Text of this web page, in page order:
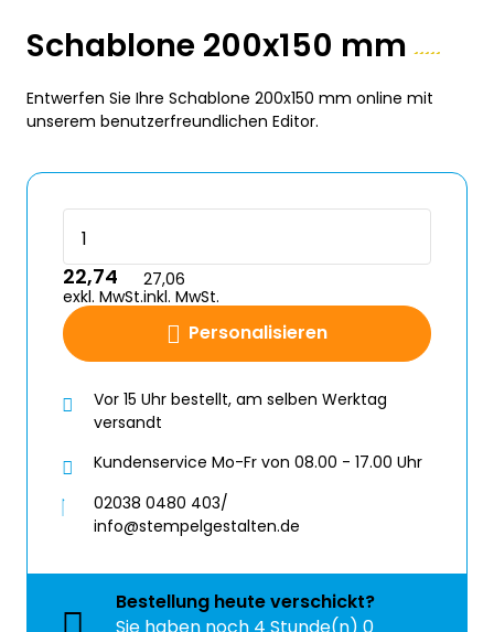
Schablone 200x150 mm
Entwerfen Sie Ihre Schablone 200x150 mm online mit
unserem benutzerfreundlichen Editor.
Personalisieren
22,74
exkl. MwSt.
27,06
inkl. MwSt.
Vor 15 Uhr bestellt, am selben Werktag
versandt
Kundenservice Mo-Fr von 08.00 - 17.00 Uhr
02038 0480 403/
info@stempelgestalten.de
Bestellung heuteverschickt?
Sie haben noch 4 Stunde(n) 0